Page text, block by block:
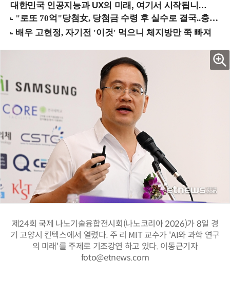
대한민국 인공지능과 UX의 미래, 여기서 시작됩니다! (9/2 강남역)
제24회 국제 나노기술융합전시회(나노코리아 2026)가 8일 경
기 고양시 킨텍스에서 열렸다. 주 리 MIT 교수가 'AI와 과학 연구
의 미래'를 주제로 기조강연 하고 있다. 이동근기자
foto@etnews.com